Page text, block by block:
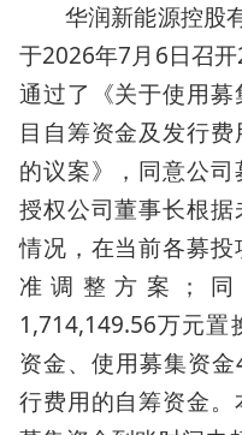
华润新能源控股
于2026年7月6日召
通过了《关于使用
目自筹资金及发行
的议案》，同意公司
授权公司董事长根
情况，在当前各募
准调整方案；
1,714,149.56万元
资金、使用募集资
行费用的自筹资金